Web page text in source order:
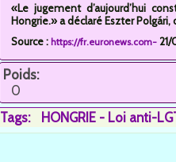
«Le jugement d’aujourd’hui
Hongrie.» a déclaré Eszter
Source : https://fr.euronews.com-
Poids:
0
Tags:
HONGRIE - Loi anti-